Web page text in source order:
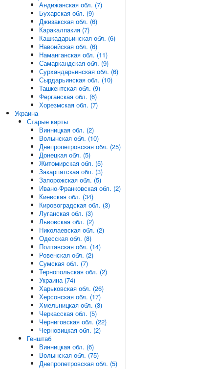
Андижанская обл. (7)
Бухарская обл. (9)
Джизакская обл. (6)
Каракалпакия (7)
Кашкадарьинская обл. (6)
Навоийская обл. (6)
Наманганская обл. (11)
Самаркандская обл. (9)
Сурхандарьинская обл. (6)
Сырдарьинская обл. (10)
Ташкентская обл. (9)
Ферганская обл. (6)
Хорезмская обл. (7)
Украина
Старые карты
Винницкая обл. (2)
Волынская обл. (10)
Днепропетровская обл. (25)
Донецкая обл. (5)
Житомирская обл. (5)
Закарпатская обл. (3)
Запорожская обл. (5)
Ивано-Франковская обл. (2)
Киевская обл. (34)
Кировоградская обл. (3)
Луганская обл. (3)
Львовская обл. (2)
Николаевская обл. (2)
Одесская обл. (8)
Полтавская обл. (14)
Ровенская обл. (2)
Сумская обл. (7)
Тернопольская обл. (2)
Украина (74)
Харьковская обл. (26)
Херсонская обл. (17)
Хмельницкая обл. (3)
Черкасская обл. (5)
Черниговская обл. (22)
Черновицкая обл. (2)
Генштаб
Винницкая обл. (6)
Волынская обл. (75)
Днепропетровская обл. (5)